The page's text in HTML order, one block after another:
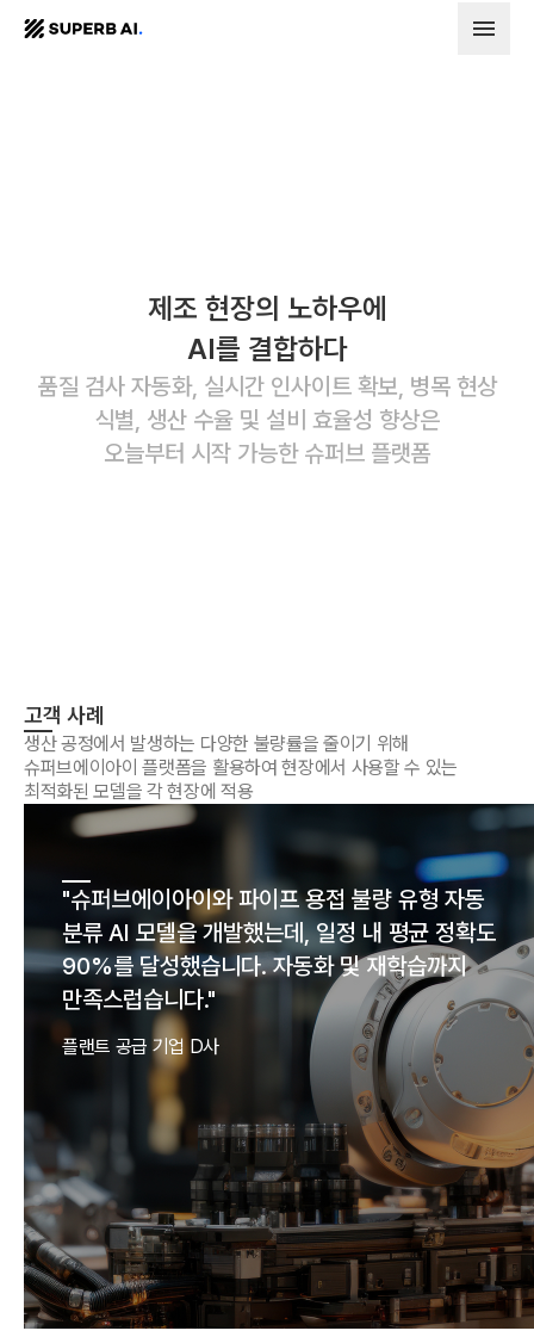
SUPERB
제조 현장의 노하우에
AI를 결합하다
품질 검사 자동화, 실시간 인사이트 확보, 병목 현상
식별, 생산 수율 및 설비 효율성 향상은
오늘부터 시작 가능한 슈퍼브 플랫폼
고객 사례
생산 공정에서 발생하는 다양한 불량률을 줄이기 위해
슈퍼브에이아이 플랫폼을 활용하여 현장에서 사용할 수 있는
최적화된 모델을 각 현장에 적용
"슈퍼브에이아이와 파이프 용접 불량 유형 자동
분류 AI 모델을 개발했는데, 일정 내 평균 정확도
90%를 달성했습니다. 자동화 및 재학습까지
만족스럽습니다."
플랜트 공급 기업 D사